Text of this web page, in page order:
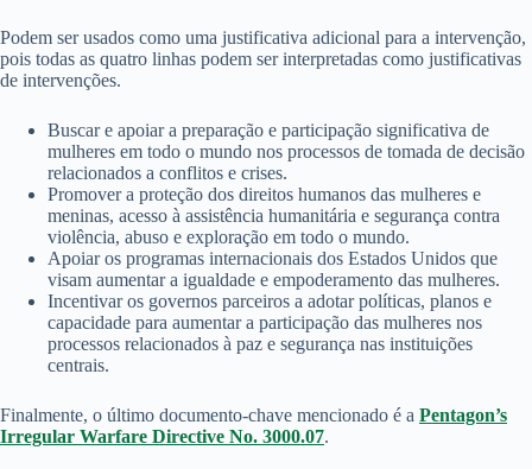
Podem ser usados como uma justificativa adicional para a intervenção,
pois todas as quatro linhas podem ser interpretadas como justificativas
de intervenções.
Buscar e apoiar a preparação e participação significativa de
mulheres em todo o mundo nos processos de tomada de decisão
relacionados a conflitos e crises.
Promover a proteção dos direitos humanos das mulheres e
meninas, acesso à assistência humanitária e segurança contra
violência, abuso e exploração em todo o mundo.
Apoiar os programas internacionais dos Estados Unidos que
visam aumentar a igualdade e empoderamento das mulheres.
Incentivar os governos parceiros a adotar políticas, planos e
capacidade para aumentar a participação das mulheres nos
processos relacionados à paz e segurança nas instituições
centrais.
Finalmente, o último documento-chave mencionado é a Pentagon’s
Irregular Warfare Directive No. 3000.07.